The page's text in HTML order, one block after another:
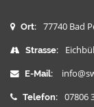
Ort: 77740 Bad
Strasse:
E-Mail:
Telefon: 07806